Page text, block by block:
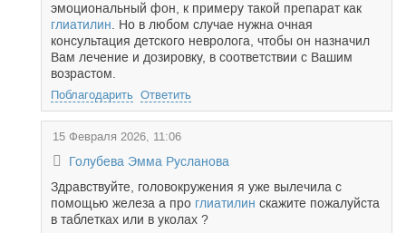
эмоциональный фон, к примеру такой препарат как
глиатилин . Но в любом случае нужна очная
консультация детского невролога, чтобы он назначил
Вам лечение и дозировку, в соответствии с Вашим
возрастом.
Поблагодарить Ответить
15 Февраля 2026, 11:06
Голубева Эмма Русланова
Здравствуйте, головокружения я уже вылечила с
помощью железа а про глиатилин скажите пожалуйста
в таблетках или в уколах ?